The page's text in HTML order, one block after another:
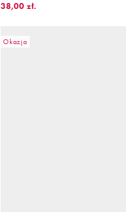
38,00 zł.
Okazja